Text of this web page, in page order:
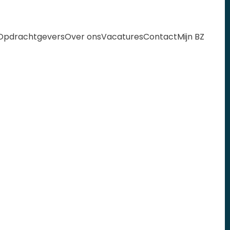
Over onsVacaturesContactMijn BZ